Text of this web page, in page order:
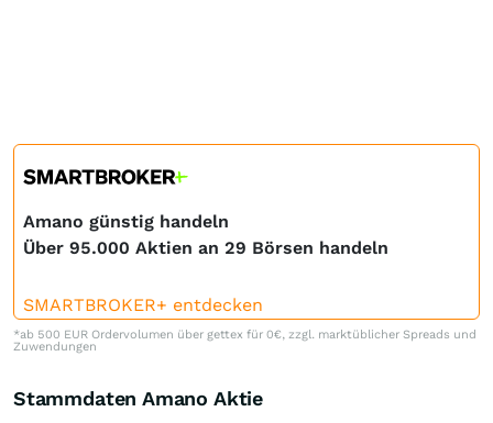
Amano günstig handeln
Über 95.000 Aktien an 29 Börsen handeln
SMARTBROKER+ entdecken
*ab 500 EUR Ordervolumen über gettex für 0€, zzgl. marktüblicher Spreads und
Zuwendungen
Stammdaten Amano Aktie